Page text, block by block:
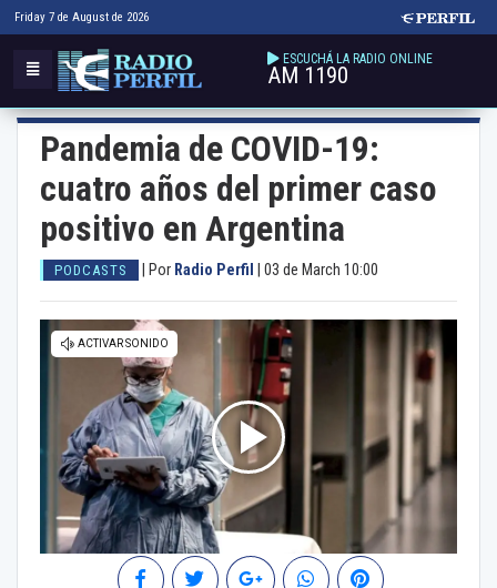
Friday 7 de August de 2026
ESCUCHÁ LA RADIO ONLINE
AM 1190
Pandemia de COVID-19:
cuatro años del primer caso
positivo en Argentina
PODCASTS Por Radio Perfil 03 de March 10:00